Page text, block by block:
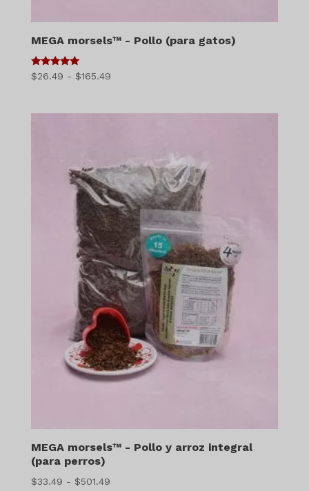
MEGA morsels™ - Pollo (para gatos)
5
de 5
$26.49 - $165.49Gama
MEGA morsels™ - Pollo y arroz integral
(para perros)
$33.49 - $501.49Gama